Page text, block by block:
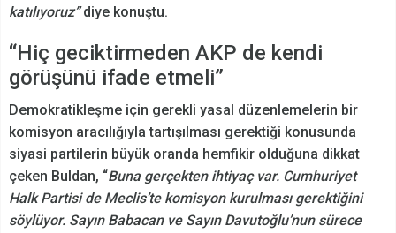
katılıyoruz”diye konuştu.
“Hiç geciktirmeden AKP de kendi
görüşünü ifade etmeli”
Demokratikleşme için gerekli yasal düzenlemelerin bir
komisyon aracılığıyla tartışılması gerektiği konusunda
siyasi partilerin büyük oranda hemfikir olduğuna dikkat
çeken Buldan, “Buna gerçekten ihtiyaç var. Cumhuriyet
Halk Partisi de Meclis’te komisyon kurulması gerektiğini
söylüyor. Sayın Babacan ve Sayın Davutoğlu’nun sürece